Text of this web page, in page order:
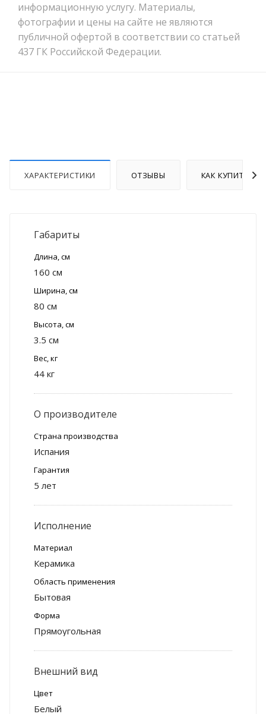
информационную услугу. Материалы,
фотографии и цены на сайте не являются
публичной офертой в соответствии со статьей
437 ГК Российской Федерации.
ХАРАКТЕРИСТИКИ ОТЗЫВЫ КАК КУПИТЬ
Габариты
Длина, см
160 см
Ширина, см
80 см
Высота, см
3.5 см
Вес, кг
44 кг
О производителе
Страна производства
Испания
Гарантия
5 лет
Исполнение
Материал
Керамика
Область применения
Бытовая
Форма
Прямоугольная
Внешний вид
Цвет
Белый